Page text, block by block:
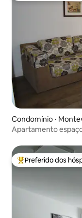
Condomínio ⋅
Apartamento
Entre os melhores
Preferido dos